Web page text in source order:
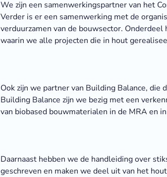
We zijn een samenwerkingspartner van het
Verder is er een samenwerking met de
verduurzamen van de bouwsector.
waarin we alle projecten die in hout
Ook zijn we partner van Building Balance,
Building Balance zijn we bezig met een
van biobased bouwmaterialen in de MRA en
Daarnaast hebben we de handleiding over
geschreven en maken we deel uit van het